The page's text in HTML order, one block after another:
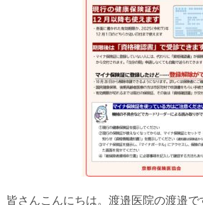
皆さんこんにちは。渡邉医院の渡邉